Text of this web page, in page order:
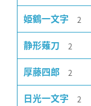
姫鶴一文字 2
静形薙刀 2
厚藤四郎 2
日光一文字 2